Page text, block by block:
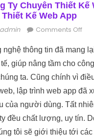
Ty Chuyên Thiết Kế
Kế Web App
Author
admin Comments Offon
nghệ thông tin đã mang
giúp nâng tầm cho
ta. Cũng chính vì
lập trình web app đã
của người dùng. Tất
đều chất lượng, uy tín.
tôi sẽ giới thiệu tới các